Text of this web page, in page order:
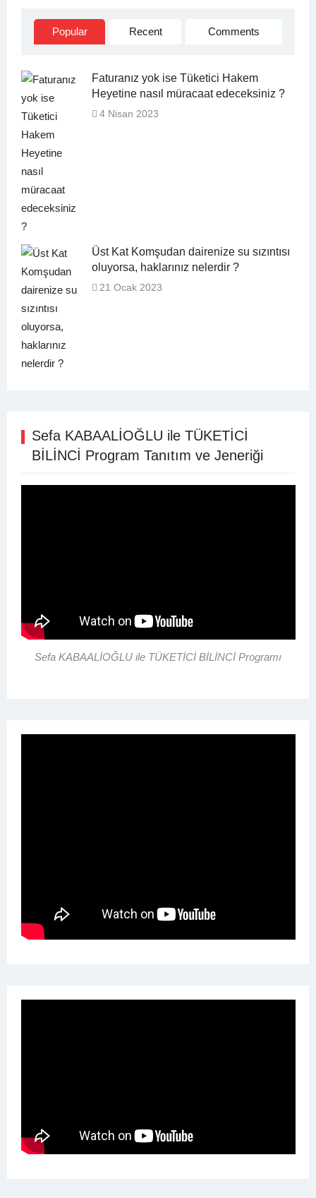
Popular Recent Comments
Faturanız yok ise Tüketici Hakem
Heyetine nasıl müracaat edeceksiniz ?
4 Nisan 2023
Üst Kat Komşudan dairenize su sızıntısı
oluyorsa, haklarınız nelerdir ?
21 Ocak 2023
Sefa KABAALİOĞLU ile TÜKETİCİ
BİLİNCİ Program Tanıtım ve Jeneriği
Sefa KABAALİOĞLU ile TÜKETİCİ BİLİNCİ Programı